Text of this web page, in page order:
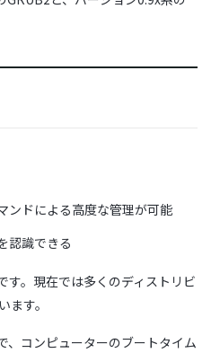
ンドによる高度な管理が可能
認識できる
す。現在では多くのディストリビ
ます。
、コンピューターのブートタイム